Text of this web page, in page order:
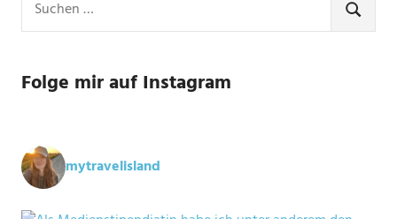
nach:
SUCHEN
Folge mir auf Instagram
mytravelisland